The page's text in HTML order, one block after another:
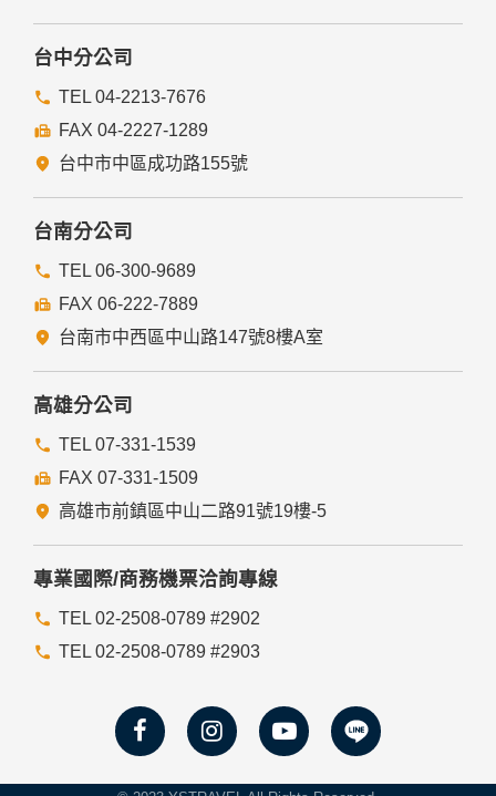
與公務機關或學術研究機構合作，基於公共利益為統計或學術
研究而有必要，且資料經過提供者處理或蒐集者依其揭露方式
無從識別特定之當事人。
當您在網站的行為，違反服務條款或可能損害或妨礙網站與其
揭露您的個人資料是為了辨識、聯絡或採取法律行動所必要
者。
本網站委託廠商協助蒐集、處理或利用您的個人資料時，將對
委外廠商或個人善盡監督管理之責。
六、Cookie之使用
為了提供您最佳的服務，本網站會在您的電腦中放置並取用我
們的Cookie，若您不願接受Cookie的寫入，您可在您使用的
瀏覽器功能項中設定隱私權等級為高，即可拒絕Cookie的寫
七、隱私權保護政策之修正
款將刊登於網站上。
台中分公司
TEL 04-2213-7676
FAX 04-2227-1289
台中市中區成功路155號
台南分公司
TEL 06-300-9689
FAX 06-222-7889
台南市中西區中山路147號8樓A室
高雄分公司
TEL 07-331-1539
FAX 07-331-1509
高雄市前鎮區中山二路91號19樓-5
專業國際/商務機票洽詢專線
TEL 02-2508-0789 #2902
TEL 02-2508-0789 #2903